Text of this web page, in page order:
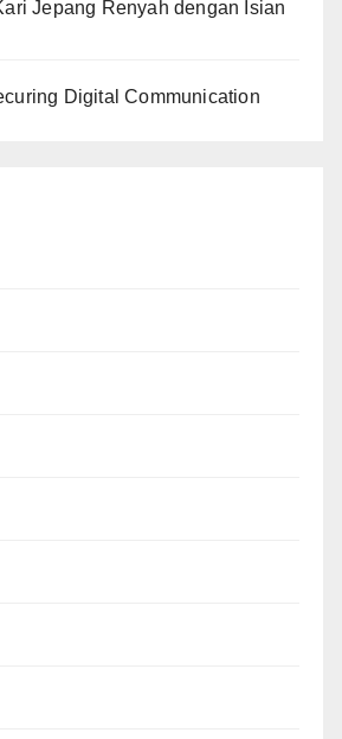
Jepang Renyah dengan Isian
Digital Communication